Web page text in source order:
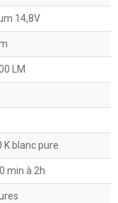
14,8V
LM
K blanc pure
min à 2h